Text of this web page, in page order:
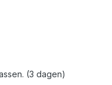
(3 dagen)